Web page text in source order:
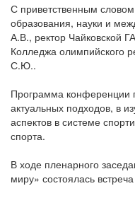
С приветственным
образования, науки и
А.В., ректор Чайковской
Колледжа олимпийского
С.Ю..
Программа конференции
актуальных подходов, в
аспектов в системе
спорта.
В ходе пленарного
миру» состоялась